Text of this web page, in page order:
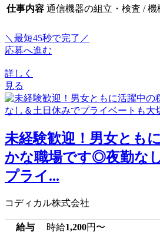
仕事内容 通信機器の組立・検査 / 機
＼最短45秒で完了／
応募へ進む
詳しく
見る
未経験歓迎！男女とも
かな職場です◎夜勤な
プライ...
コディカル株式会社
給与 時給1,200円〜